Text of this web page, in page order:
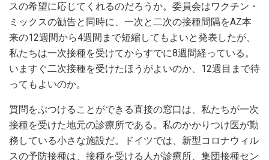
スの希望に応じてくれるのだろうか。委員会はワクチン・
ミックスの勧告と同時に、一次と二次の接種間隔をAZ本
来の12週間から4週間まで短縮してもよいと発表したが、
私たちは一次接種を受けてからすでに8週間経っている。
いますぐ二次接種を受けたほうがよいのか、12週目まで待
ってもよいのか。
質問をぶつけることができる直接の窓口は、私たちが一次
接種を受けた地元の診療所である。私のかかりつけ医が勤
務している小さな施設だ。ドイツでは、新型コロナウィル
スの予防接種は、接種を受ける人が診療所、集団接種セン